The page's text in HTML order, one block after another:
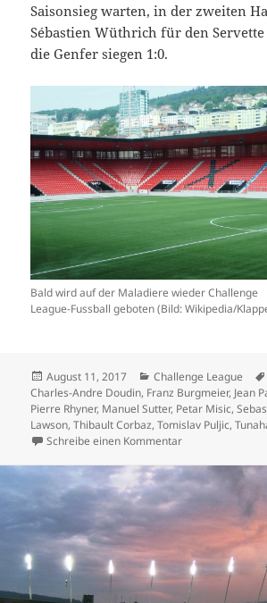
Saisonsieg warten, in der zweiten
Sébastien Wüthrich für den
die Genfer siegen 1:0.
Bald wird auf der Maladiere wieder Challenge
League-Fussball geboten (Bild: Wikipedia/
Veröffentlicht
am
August 11, 2017 Kategorien
Challenge League
Charles-Andre Doudin, Franz Burgmeier, Jean
Pierre Rhyner, Manuel Sutter, Petar Misic,
Lawson,Thibault Corbaz,Tomislav Puljic,
Schreibe einen Kommentarzu Xamax und